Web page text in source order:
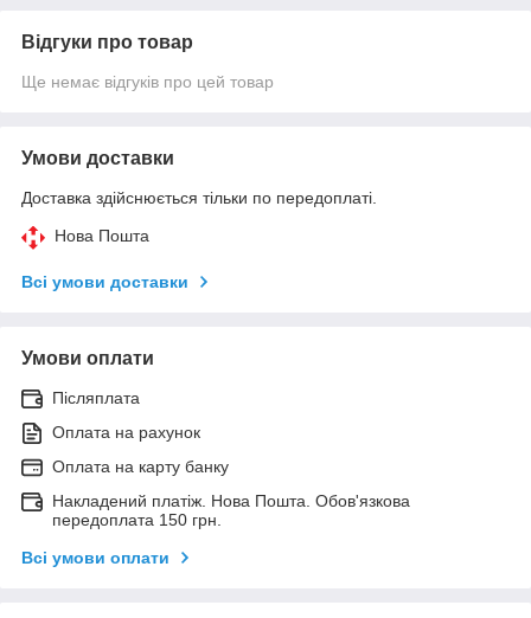
Відгуки про товар
Ще немає відгуків про цей товар
Умови доставки
Доставка здійснюється тільки по передоплаті.
Нова Пошта
Всі умови доставки
Умови оплати
Післяплата
Оплата на рахунок
Оплата на карту банку
Накладений платіж. Нова Пошта. Обов'язкова
передоплата 150 грн.
Всі умови оплати